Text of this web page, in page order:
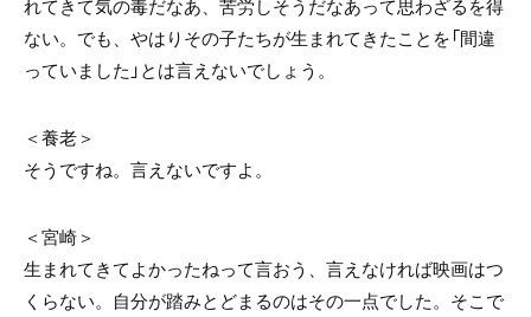
れてきて気の毒だなあ、苦労しそうだなあって思わざるを得
ない。でも、やはりその子たちが生まれてきたことを「間違
っていました」とは言えないでしょう。
＜養老＞
そうですね。言えないですよ。
＜宮崎＞
生まれてきてよかったねって言おう、言えなければ映画はつ
くらない。自分が踏みとどまるのはその一点でした。そこで